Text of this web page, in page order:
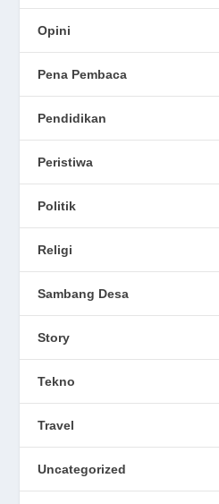
Opini
Pena Pembaca
Pendidikan
Peristiwa
Politik
Religi
Sambang Desa
Story
Tekno
Travel
Uncategorized